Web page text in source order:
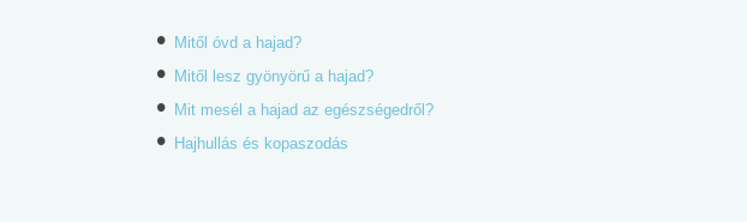
Mitől óvd a hajad?
Mitől lesz gyönyörű a hajad?
Mit mesél a hajad az egészségedről?
Hajhullás és kopaszodás